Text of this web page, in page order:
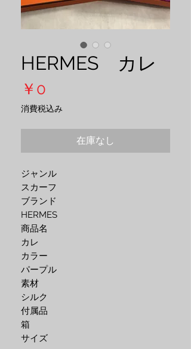
HERMES カレ
￥0
格
消費税込み
在庫なし
ジャンル
スカーフ
ブランド
HERMES
商品名
カレ
カラー
パープル
素材
シルク
付属品
箱
サイズ